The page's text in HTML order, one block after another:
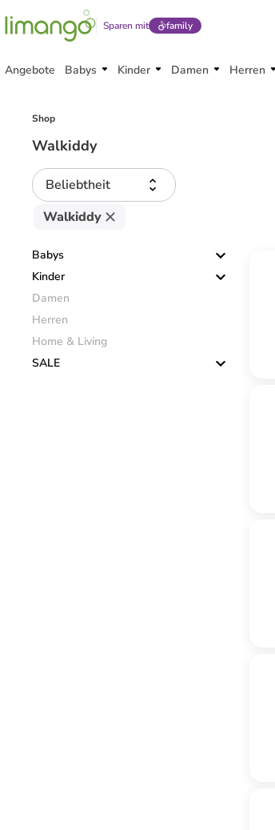
Sparen mit family
Angebote Babys Kinder Damen Herren
Shop
Walkiddy
Beliebtheit
Walkiddy
Babys
Kinder
Damen
Herren
Home & Living
SALE